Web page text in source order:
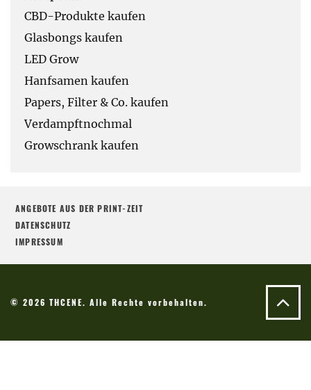
CBD-Produkte kaufen
Glasbongs kaufen
LED Grow
Hanfsamen kaufen
Papers, Filter & Co. kaufen
Verdampftnochmal
Growschrank kaufen
ANGEBOTE AUS DER PRINT-ZEIT
DATENSCHUTZ
IMPRESSUM
© 2026 THCENE. Alle Rechte vorbehalten.